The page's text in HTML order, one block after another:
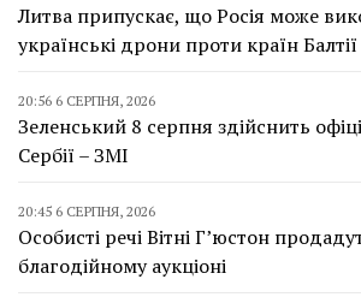
Литва припускає, що Росія може
українські дрони проти країн Балтії
20:56 6 СЕРПНЯ, 2026
Зеленський 8 серпня здійснить
Сербії – ЗМІ
20:45 6 СЕРПНЯ, 2026
Особисті речі Вітні Г’юстон
благодійному аукціоні